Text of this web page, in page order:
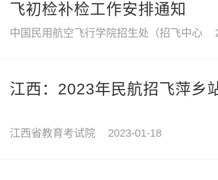
飞初检补检工作安排通知
中国民用航空飞行学院招生处（招飞中心
江西：2023年民航招飞萍乡
江西省教育考试院 2023-01-18